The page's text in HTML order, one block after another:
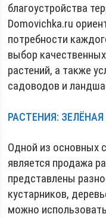
благоустройства
Domovichka.ru
потребности
выбор
растений, а также
садоводов и
РАСТЕНИЯ:
Одной из основных
является продажа
представлены
кустарников,
можно